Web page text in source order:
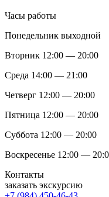
Часы работы
Понедельник выходной
Вторник 12:00 — 20:00
Среда 14:00 — 21:00
Четверг 12:00 — 20:00
Пятница 12:00 — 20:00
Суббота 12:00 — 20:00
Воскресенье 12:00 —
Контакты
заказать экскурсию